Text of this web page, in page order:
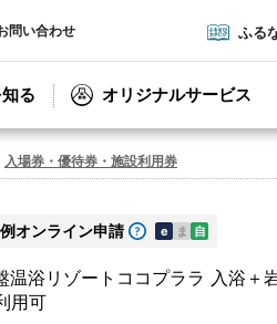
問い合わせ ふる
る オリジナルサービス
入場券・優待券・施設利用券
オンライン申請 e ま 自
浴リゾートココプララ 入浴＋
用可